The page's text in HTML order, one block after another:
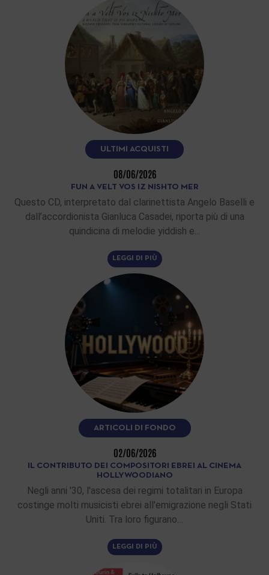
ULTIMI ACQUISTI
08/06/2026
FUN A VELT VOS IZ NISHTO MER
Questo CD, interpretato dal clarinettista Angelo Baselli e
dall’accordionista Gianluca Casadei, riporta più di una
quindicina di melodie yiddish e…
LEGGI DI PIÙ
ARTICOLI DI FONDO
02/06/2026
IL CONTRIBUTO DEI COMPOSITORI EBREI AL CINEMA
HOLLYWOODIANO
Negli anni '30, l'ascesa dei regimi totalitari in Europa
costinge molti musicisti ebrei all'emigrazione negli Stati
Uniti. Tra loro figurano…
LEGGI DI PIÙ